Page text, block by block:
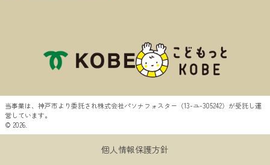
当事業は、神戸市より委託され株式会社パソナフォスター（13-ユ-305242）が受託し運
営しています。
© 2026.
個人情報保護方針